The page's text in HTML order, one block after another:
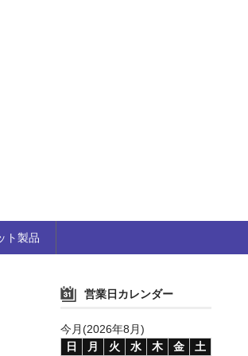
ト製品
営業日カレンダー
今月(2026年8月)
日
月 火 水 木 金 土